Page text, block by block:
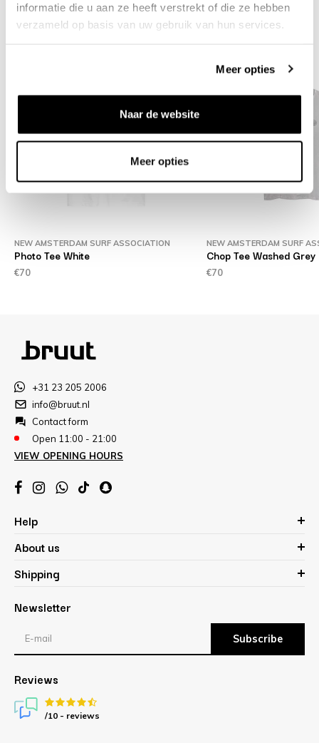
informatie die u aan ze heeft verstrekt of die ze hebben
verzameld op basis van uw gebruik van hun services.
Meer opties
Naar de website
Meer opties
Related products
NEW AMSTERDAM SURF ASSOCIATION
Photo Tee White
€70
NEW AMSTERDAM SURF
Chop Tee Washed Grey
€70
+31 23 205 2006
info@bruut.nl
Contact form
Open 11:00 - 21:00
VIEW OPENING HOURS
Help
About us
Shipping
Newsletter
Subscribe
Reviews
/10 - reviews